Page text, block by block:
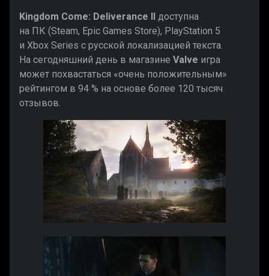
Kingdom Come: Deliverance II доступна
на ПК (Steam, Epic Games Store), PlayStation 5
и Xbox Series с русской локализацией текста.
На сегодняшний день в магазине Valve игра
может похвастаться «‎очень положительным»
рейтингом в 94 % на основе более 120 тысяч
отзывов.